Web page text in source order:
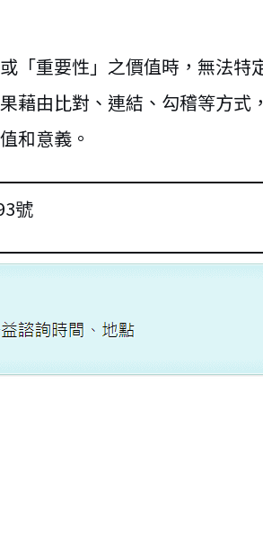
「重要性」之價值時，無法特
藉由比對、連結、勾稽等方式
和意義。
號